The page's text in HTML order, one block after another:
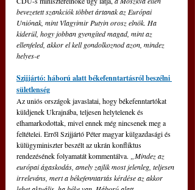
bevezetett szankciók többet ártanak az Európai
Uniónak, mint Vlagyimir Putyin orosz elnök. Ha
kiderül, hogy jobban gyengíted magad, mint az
ellenfeled, akkor el kell gondolkoznod azon, mindez
helyes-e
Szijjártó: háború alatt békefenntartásról beszélni
sületlenség
Az uniós országok javaslatai, hogy békefenntartókat
küldjenek Ukrajnába, teljesen helytelenek és
elhamarkodottak, mivel ennek még nincsenek meg a
feltételei. Erről Szijjártó Péter magyar külgazdasági és
külügyminiszter beszélt az ukrán konfliktus
rendezésének folyamatát kommentálva. „Mindez az
európai ágaskodás, amely zajlik most jelenleg, teljesen
irreleváns, mert a békefenntartás kérdése az akkor